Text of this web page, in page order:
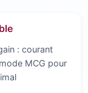
: courant
MCG pour